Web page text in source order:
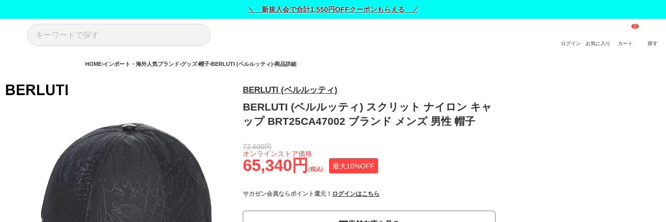
＼ 新規入会で合計1,550円OFFクーポンもらえる ／
ログイン お気に入り カート 探す
HOME インポート・海外人気ブランド グッズ 帽子 BERLUTI (ベルルッティ) 商品詳細
BERLUTI (ベルルッティ)
BERLUTI (ベルルッティ) スクリット ナイロン キャ
ップ BRT25CA47002 ブランド メンズ 男性 帽子
65,340円 (税込) 最大10%OFF
オンラインストア価格
72,600円
サカゼン会員ならポイント還元！ ログインはこちら